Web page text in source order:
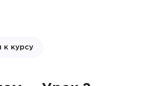
к курсу